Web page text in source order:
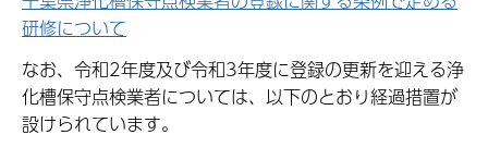
研修について
なお、令和2年度及び令和3年度に登録の更新を迎える浄
化槽保守点検業者については、以下のとおり経過措置が
設けられています。